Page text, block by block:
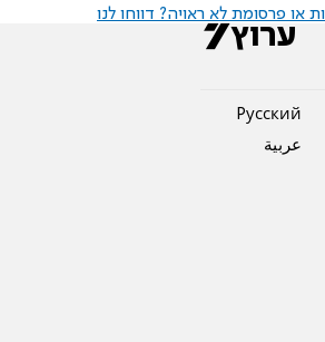
או פרסומת לא ראויה? דווחו לנו
Pусский
عربية